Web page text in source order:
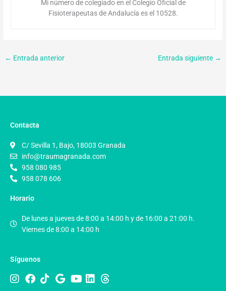
Mi número de colegiado en el Colegio Oficial de
Fisioterapeutas de Andalucía es el 10528.
← Entrada anterior Entrada siguiente →
Contacta
C/ Sevilla 1, Bajo, 18003 Granada
info@traumagranada.com
958 080 985
958 078 606
Horario
De lunes a jueves de 8:00 a 14:00 h y de 16:00 a 21:00 h.
Viernes de 8:00 a 14:00 h
Síguenos